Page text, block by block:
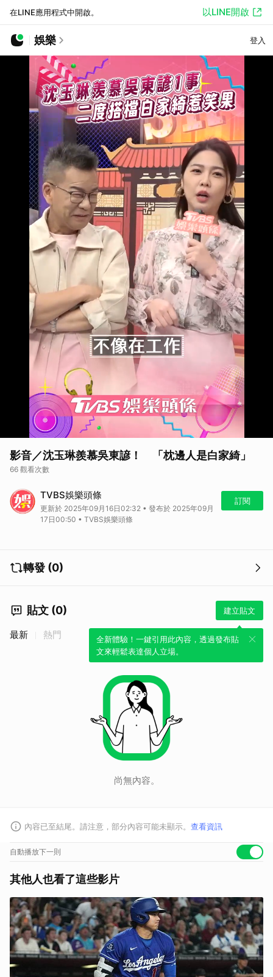
在LINE應用程式中開啟。 以LINE開啟
娛樂 登入
影音／沈玉琳羨慕吳東諺！ 「枕邊人是白家綺」
66 觀看次數
TVBS娛樂頭條
更新於 2025年09月16日02:32 • 發布於 2025年09月
17日00:50 • TVBS娛樂頭條
訂閱
轉發 (0)
貼文 (0) 建立貼文
全新體驗！一鍵引用此內容，透過發布貼
文來輕鬆表達個人立場。
最新 熱門
尚無內容。
內容已至結尾。請注意，部分內容可能未顯示。 查看資訊
自動播放下一則
其他人也看了這些影片